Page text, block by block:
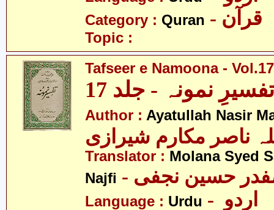
Category : Quran - قرآن
Topic :
Tafseer e Namoona - Vol.17
تفسیرِ نمونہ - جلد 17
Author : Ayatullah Nasir
ناصر مکارم شیرازی
Translator : Molana Syed
Najfi
صفدر حسین نجفی
Language : Urdu